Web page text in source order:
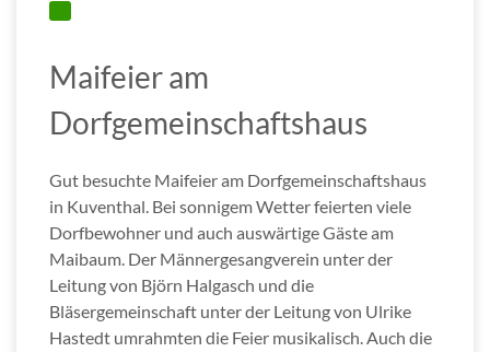
Maifeier am
Dorfgemeinschaftshaus
Gut besuchte Maifeier am Dorfgemeinschaftshaus
in Kuventhal. Bei sonnigem Wetter feierten viele
Dorfbewohner und auch auswärtige Gäste am
Maibaum. Der Männergesangverein unter der
Leitung von Björn Halgasch und die
Bläsergemeinschaft unter der Leitung von Ulrike
Hastedt umrahmten die Feier musikalisch. Auch die